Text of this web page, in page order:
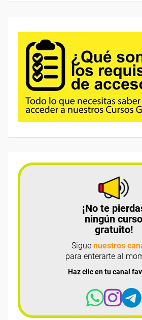
¡No te
ningún curso
gratuito!
Sigue nuestros
para enterarte al
Haz clic en tu canal